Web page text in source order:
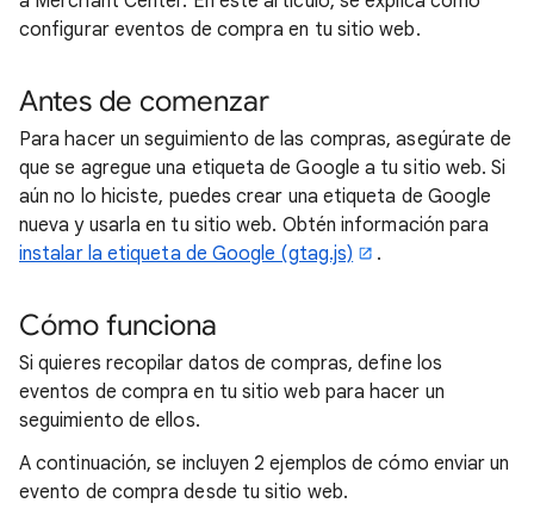
configurar eventos de compra en tu sitio web.
Antes de comenzar
Para hacer un seguimiento de las compras, asegúrate de
que se agregue una etiqueta de Google a tu sitio web. Si
aún no lo hiciste, puedes crear una etiqueta de Google
nueva y usarla en tu sitio web. Obtén información para
instalar la etiqueta de Google (gtag.js)
.
Cómo funciona
Si quieres recopilar datos de compras, define los
eventos de compra en tu sitio web para hacer un
seguimiento de ellos.
A continuación, se incluyen 2 ejemplos de cómo enviar un
evento de compra desde tu sitio web.